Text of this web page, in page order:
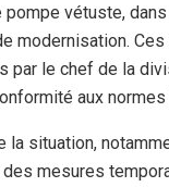
pompe vétuste, dans
modernisation. Ces
par le chef de la
aux
la situation,
des mesures